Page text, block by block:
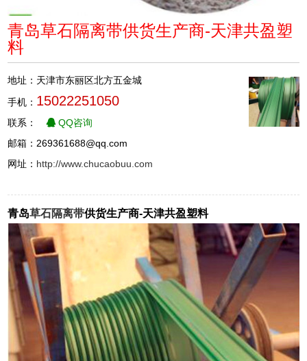
青岛草石隔离带供货生产商-天津共盈塑
料
地址：天津市东丽区北方五金城
手机： 15022251050
联系：
QQ咨询
邮箱：269361688@qq.com
网址： http://www.chucaobuu.com
青岛草石隔离带供货生产商-天津共盈塑料